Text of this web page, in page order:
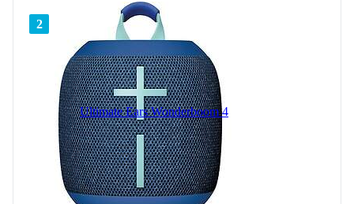
2
Ultimate Ears Wonderboom 4